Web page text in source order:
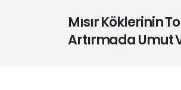
Mısır Köklerinin
Artırmada Umut